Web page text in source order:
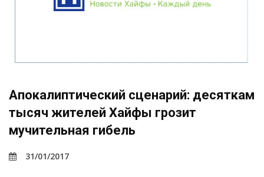
Апокалиптический сценарий: десяткам
тысяч жителей Хайфы грозит
мучительная гибель
31/01/2017